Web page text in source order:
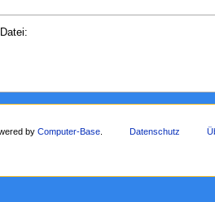
byComputer-Base Datenschutz